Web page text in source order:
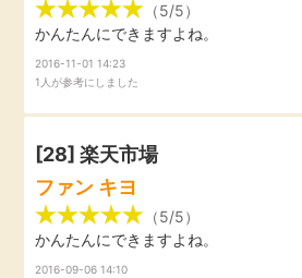
（5/5）
かんたんにできますよね。
2016-11-01 14:23
1人が参考にしました
[28]楽天市場
ファン キヨ
（5/5）
かんたんにできますよね。
2016-09-06 14:10